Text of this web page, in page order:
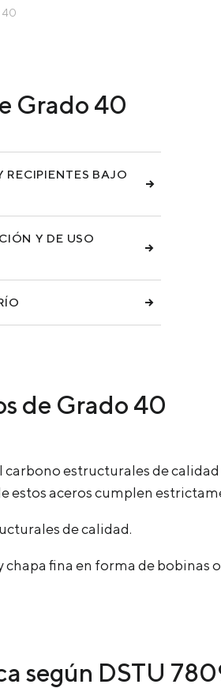
40
Grado 40
RECIPIENTES BAJO
Y DE USO
de Grado 40
carbono estructurales de
aceros cumplen
de calidad.
chapa fina en forma de
según DSTU